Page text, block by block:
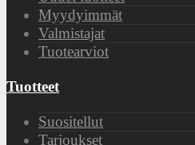
Myydyimmät
Valmistajat
Tuotearviot
Tuotteet
Suositellut
Tarjoukset